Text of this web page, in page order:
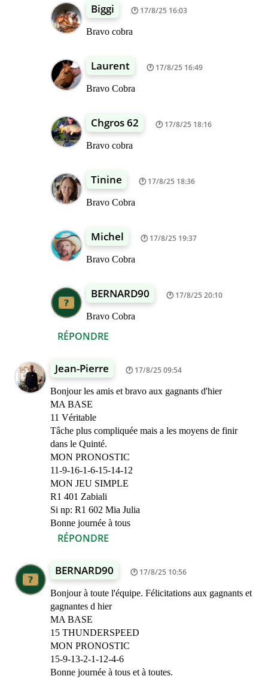
RÉPONDRE
Biggi 17/8/25 16:03
Bravo cobra
Laurent 17/8/25 16:49
Bravo Cobra
Chgros 62 17/8/25 18:16
Bravo cobra
Tinine 17/8/25 18:36
Bravo Cobra
Michel 17/8/25 19:37
Bravo Cobra
BERNARD90 17/8/25 20:10
Bravo Cobra
Jean-Pierre 17/8/25 09:54
Bonjour les amis et bravo aux gagnants d'hier
MA BASE
11 Véritable
Tâche plus compliquée mais a les moyens de finir
dans le Quinté.
MON PRONOSTIC
11-9-16-1-6-15-14-12
MON JEU SIMPLE
R1 401 Zabiali
Si np: R1 602 Mia Julia
Bonne journée à tous
RÉPONDRE
BERNARD90 17/8/25 10:56
Bonjour à toute l'équipe. Félicitations aux gagnants et
gagnantes d hier
MA BASE
15 THUNDERSPEED
MON PRONOSTIC
15-9-13-2-1-12-4-6
Bonne journée à tous et à toutes.